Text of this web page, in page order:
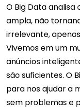
O Big Data
ampla, não
irrelevante,
Vivemos em um
anúncios
são suficientes. O
para nos ajudar a
sem problemas e